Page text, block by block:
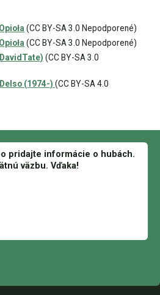
(CC BY-SA 3.0 Nepodporené)
(CC BY-SA 3.0 Nepodporené)
(CC BY-SA 3.0
(1974-) (CC BY-SA 4.0